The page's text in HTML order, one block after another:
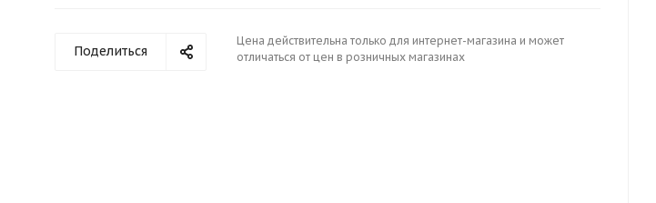
Поделиться
Цена действительна только для интернет-магазина и может
отличаться от цен в розничных магазинах